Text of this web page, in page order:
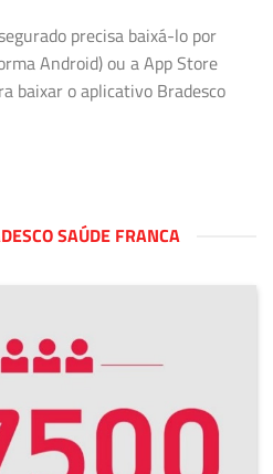
precisa baixá-lo por
Android) ou a App Store
baixar o aplicativo Bradesco
SAÚDE FRANCA